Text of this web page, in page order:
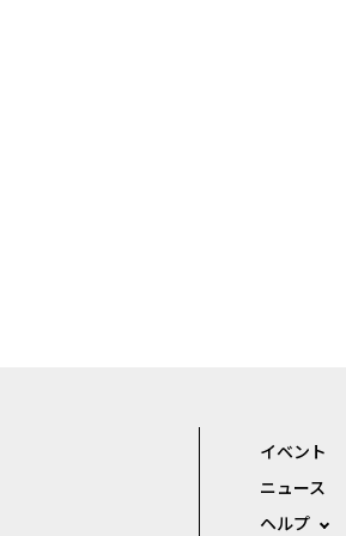
イベント
ニュース
ヘルプ